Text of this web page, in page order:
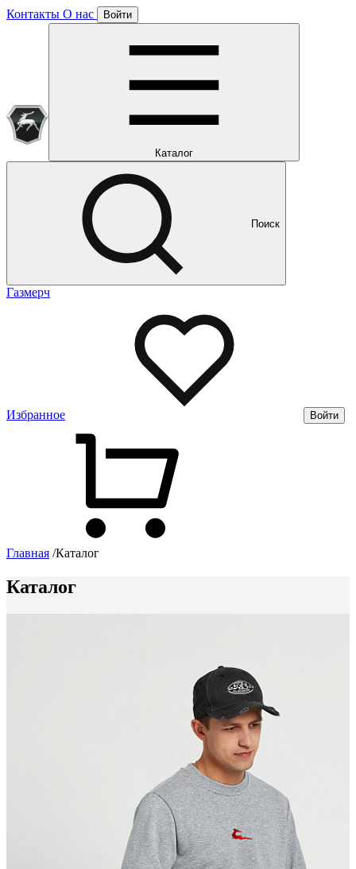
Контакты О нас Войти
Каталог
Поиск
Газмерч
Избранное Войти
Главная /Каталог
Каталог
Отлично!
Подписка уже оформлена